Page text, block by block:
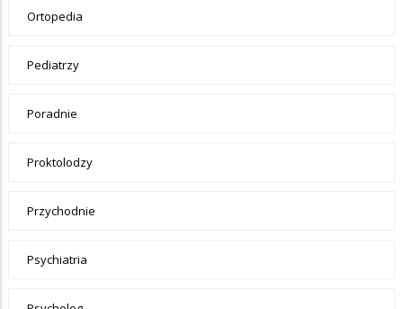
Ortopedia
Pediatrzy
Poradnie
Proktolodzy
Przychodnie
Psychiatria